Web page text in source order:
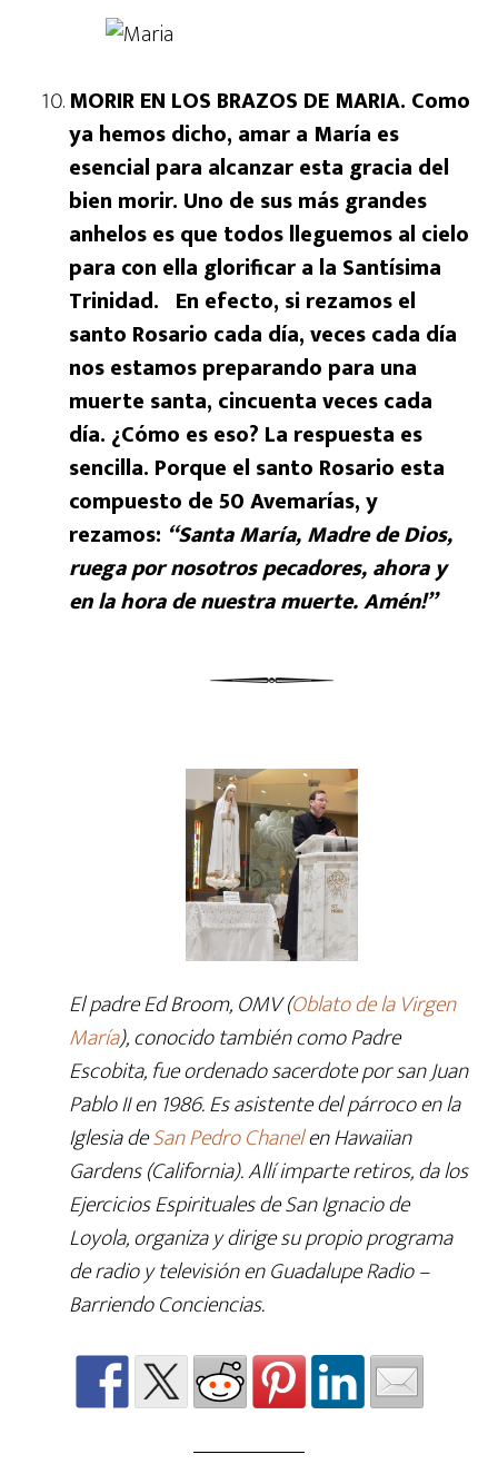
MORIR EN LOS BRAZOS DE MARIA. Como
ya hemos dicho, amar a María es
esencial para alcanzar esta gracia del
bien morir. Uno de sus más grandes
anhelos es que todos lleguemos al cielo
para con ella glorificar a la Santísima
Trinidad. En efecto, si rezamos el
santo Rosario cada día, veces cada día
nos estamos preparando para una
muerte santa, cincuenta veces cada
día. ¿Cómo es eso? La respuesta es
sencilla. Porque el santo Rosario esta
compuesto de 50 Avemarías, y
rezamos: “Santa María, Madre de Dios,
ruega por nosotros pecadores, ahora y
en la hora de nuestra muerte. Amén!”
El padre Ed Broom, OMV (Oblato de la Virgen
María), conocido también como Padre
Escobita, fue ordenado sacerdote por san Juan
Pablo II en 1986. Es asistente del párroco en la
Iglesia deSan Pedro Chanelen Hawaiian
Gardens (California). Allí imparte retiros, da los
Ejercicios Espirituales de San Ignacio de
Loyola, organiza y dirige su propio programa
de radio y televisión en Guadalupe Radio –
Barriendo Conciencias.